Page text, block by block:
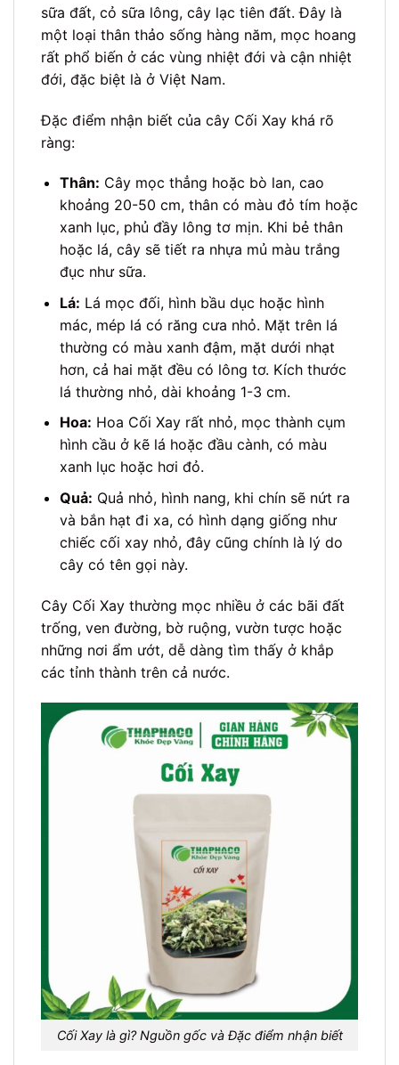
sữa đất, cỏ sữa lông, cây lạc tiên đất. Đây là
một loại thân thảo sống hàng năm, mọc hoang
rất phổ biến ở các vùng nhiệt đới và cận nhiệt
đới, đặc biệt là ở Việt Nam.
Đặc điểm nhận biết của cây Cối Xay khá rõ
ràng:
Thân: Cây mọc thẳng hoặc bò lan, cao
khoảng 20-50 cm, thân có màu đỏ tím hoặc
xanh lục, phủ đầy lông tơ mịn. Khi bẻ thân
hoặc lá, cây sẽ tiết ra nhựa mủ màu trắng
đục như sữa.
Lá: Lá mọc đối, hình bầu dục hoặc hình
mác, mép lá có răng cưa nhỏ. Mặt trên lá
thường có màu xanh đậm, mặt dưới nhạt
hơn, cả hai mặt đều có lông tơ. Kích thước
lá thường nhỏ, dài khoảng 1-3 cm.
Hoa: Hoa Cối Xay rất nhỏ, mọc thành cụm
hình cầu ở kẽ lá hoặc đầu cành, có màu
xanh lục hoặc hơi đỏ.
Quả: Quả nhỏ, hình nang, khi chín sẽ nứt ra
và bắn hạt đi xa, có hình dạng giống như
chiếc cối xay nhỏ, đây cũng chính là lý do
cây có tên gọi này.
Cây Cối Xay thường mọc nhiều ở các bãi đất
trống, ven đường, bờ ruộng, vườn tược hoặc
những nơi ẩm ướt, dễ dàng tìm thấy ở khắp
các tỉnh thành trên cả nước.
Cối Xay là gì? Nguồn gốc và Đặc điểm nhận biết